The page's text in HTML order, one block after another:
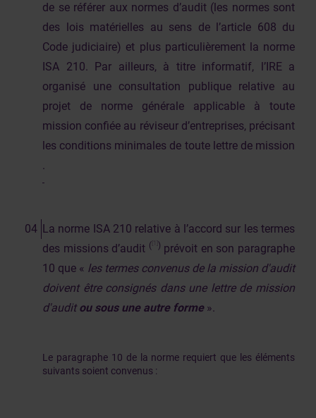
de se référer aux normes d’audit (les normes sont
des lois matérielles au sens de l’article 608 du
Code judiciaire) et plus particulièrement la norme
ISA 210. Par ailleurs, à titre informatif, l’IRE a
organisé une consultation publique relative au
projet de norme générale applicable à toute
mission confiée au réviseur d’entreprises, précisant
les conditions minimales de toute lettre de mission
.
La norme ISA 210 relative à l’accord sur les termes
des missions d’audit ([1] ) prévoit en son paragraphe
10 que « les termes convenus de la mission d'audit
doivent être consignés dans une lettre de mission
d'audit ou sous une autre forme».
Le paragraphe 10 de la norme requiert que les éléments
suivants soient convenus :